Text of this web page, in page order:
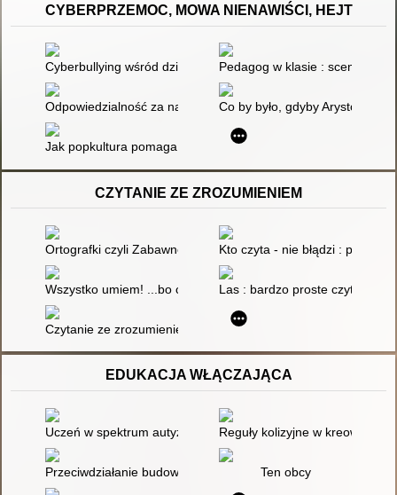
CYBERPRZEMOC, MOWA NIENAWIŚCI, HEJT
Cyberbullying wśród dzieci i młodzieży : zjawisko,
Pedagog w klasie :
Odpowiedzialność za najmłodszych - nie tylko w dobie
Co by było, gdyby Arystofanes
Jak popkultura pomaga przezwyciężyć strach przed innymi
CZYTANIE ZE ZROZUMIENIEM
Ortografki czyli Zabawne historyjki i ćwiczenia ortograficzne
Kto czyta - nie błądzi :
Wszystko umiem! ...bo czytam i rozumiem : trening czytania
Las : bardzo proste czytanki
Czytanie ze zrozumieniem i świadomość fonemowa
EDUKACJA WŁĄCZAJĄCA
Uczeń w spektrum autyzmu w szkole ogólnodostępnej
Reguły kolizyjne w kreowaniu
Przeciwdziałanie budowaniu stereotypów w stosunku do
Ten obcy